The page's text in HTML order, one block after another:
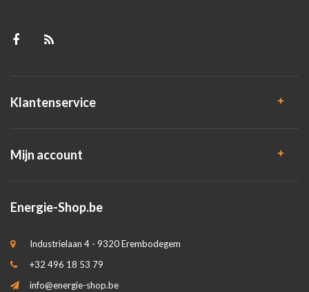
Klantenservice
Mijn account
Energie-Shop.be
Industrielaan 4 - 9320 Erembodegem
+32 496 18 53 79
info@energie-shop.be